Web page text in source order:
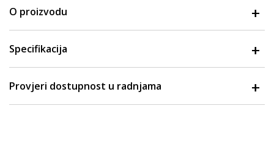
O proizvodu
Specifikacija
Provjeri dostupnost u radnjama